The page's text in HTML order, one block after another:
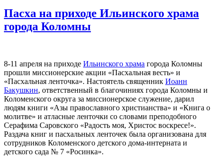
Пасха на приходе Ильинского храма
города Коломны
8-11 апреля на приходе Ильинского храма города Коломны
прошли миссионерские акции «Пасхальная весть» и
«Пасхальная ленточка». Настоятель священник Иоанн
Бакушкин, ответственный в благочиниях города Коломны и
Коломенского округа за миссионерское служение, дарил
людям книги «Азы православного христианства» и «Книга о
молитве» и атласные ленточки со словами преподобного
Серафима Саровского «Радость моя, Христос воскресе!».
Раздача книг и пасхальных ленточек была организована для
сотрудников Коломенского детского дома-интерната и
детского сада № 7 «Росинка».